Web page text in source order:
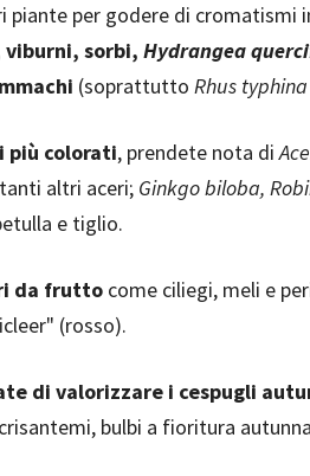
piante per godere di
sorbi, Hydrangea
(soprattutto Rhus typhina
più colorati, prendete nota di
altri aceri; Ginkgo biloba,
e tiglio.
da frutto come ciliegi, meli e
(rosso).
di valorizzare i cespugli
bulbi a fioritura